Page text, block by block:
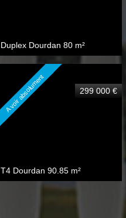
Duplex Dourdan 80 m²
A voir absolument 299 000 €
T4 Dourdan 90.85 m²